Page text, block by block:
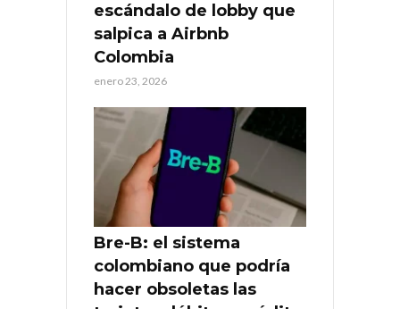
escándalo de lobby que
salpica a Airbnb
Colombia
enero 23, 2026
Bre-B: el sistema
colombiano que podría
hacer obsoletas las